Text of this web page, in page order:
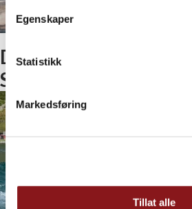
Egenskaper
Statistikk
Markedsføring
Tillat alle
De første ukene på
Snowboard/Freeski